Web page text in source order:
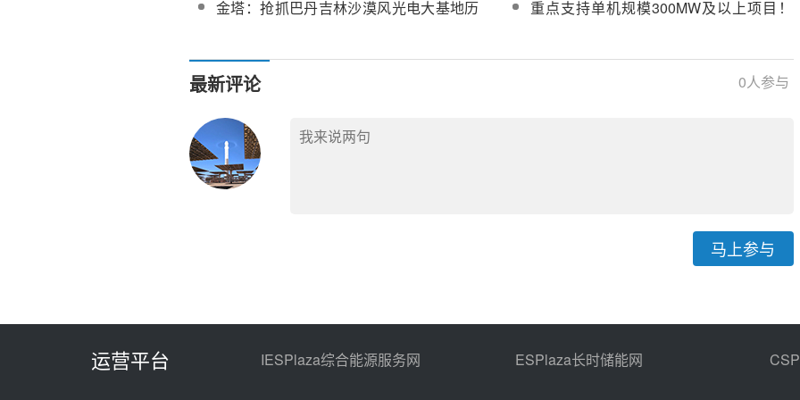
金塔：抢抓巴丹吉林沙漠风光电大基地历
重点支持单机规模300MW及以上项目！
最新评论 0人参与
马上参与
运营平台 IESPlaza综合能源服务网 ESPlaza长时储能网